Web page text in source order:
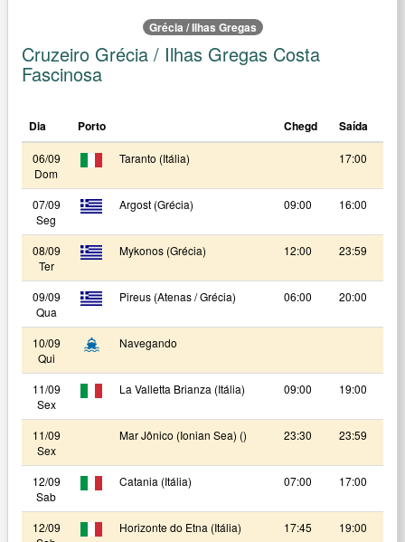
Grécia / Ilhas Gregas
Cruzeiro Grécia / Ilhas Gregas Costa
Fascinosa
Dia Porto Chegd Saída
06/09
Dom
Taranto (Itália) 17:00
07/09
Seg
Argost (Grécia) 09:00 16:00
08/09
Ter
Mykonos (Grécia) 12:00 23:59
09/09
Qua
Pireus (Atenas / Grécia) 06:00 20:00
10/09
Qui
Navegando
11/09
Sex
La Valletta Brianza (Itália) 09:00 19:00
11/09
Sex
Mar Jônico (Ionian Sea) () 23:30 23:59
12/09
Sab
Catania (Itália) 07:00 17:00
12/09
Horizonte do Etna (Itália) 17:45 19:00